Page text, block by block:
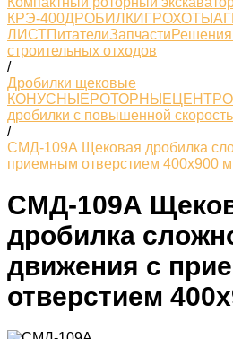
КРЭ-400ДРОБИЛКИ ГРОХОТЫ
ЛИСТПитателиЗапчастиРешения
строительных отходов
/
Дробилки щековые
КОНУСНЫЕРОТОРНЫЕ
дробилки с повышенной
/
СМД-109А Щековая дробилка
приемным отверстием 400х900
СМД-109А
дробилка
движения с
отверстием